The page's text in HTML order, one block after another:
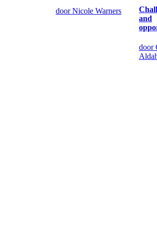
door Nicole Warners
and
door